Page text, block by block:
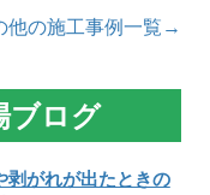
他の施工事例一覧→
ブログ
剥がれが出たときの